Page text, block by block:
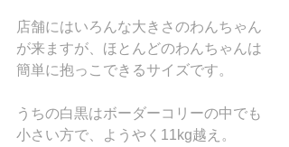
店舗にはいろんな大きさのわんちゃん
が来ますが、ほとんどのわんちゃんは
簡単に抱っこできるサイズです。
うちの白黒はボーダーコリーの中でも
小さい方で、ようやく11kg越え。